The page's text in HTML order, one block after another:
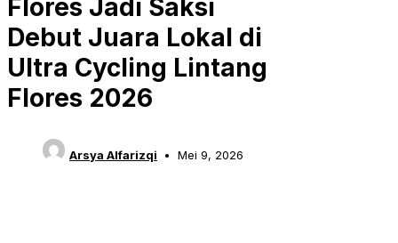
Flores Jadi Saksi
Debut Juara Lokal di
Ultra Cycling Lintang
Flores 2026
Arsya Alfarizqi Mei 9, 2026